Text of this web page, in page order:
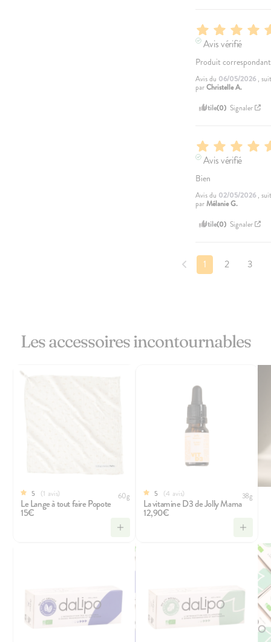
Avis vérifié
Produit
Avis du 06/05/2026 ,
parChristelle A.
Utile(0) Signaler
Avis vérifié
Bien
Avis du 02/05/2026 ,
parMélanie G.
Utile(0) Signaler
1 2 3
Les accessoires incontournables
5 1 avis 60g
Le Lange à tout faire Popote
15€
5 4 avis 38g
La vitamine D3 de Jolly Mama
12,90€